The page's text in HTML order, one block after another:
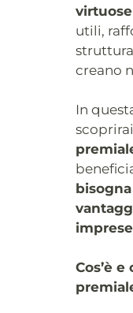
virtuose
utili,
creano
In
scoprirai
imprese
Cos’è